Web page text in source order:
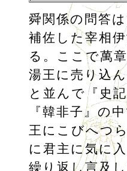
舜関係の問答
補佐した宰相
る。ここで萬
湯王に売り込
と並んで『史
『韓非子』の
王にこびへつ
に君主に気に
繰り返し言及